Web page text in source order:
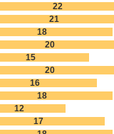
22
21
18
20
15
20
16
18
12
17